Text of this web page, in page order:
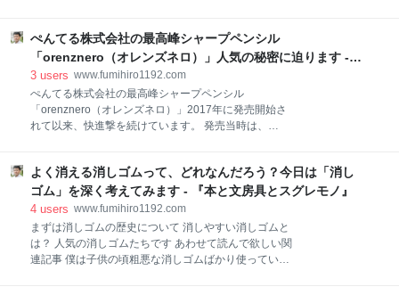
はすごかったです。 浅間温泉の宿泊者がお土産を買い
に立ち寄ったり、地元の人々が松本市街から少し足を
伸ばし紙雑貨を楽しみながら喫茶で一息ついたりと、
いつ訪れても癒
ト」です。これは本当に便利な文房具です。 行きつけ
の文房具屋さんの店員さんのエプロンのポケットにも
入っていました。そんなプロの方でも愛用してしまう
くらいの道具なのです。是非、使ってみて下さい。 サ
ブブログに書いた渾身の記事 news.yahoo.co.jp 欲しい
方は、こちらから ニチバン マスキングテープ プッシ
エ MT15PS ブルー ニチバン(Nichiban) Amazon 実
は、両面テープ版も出ています。そちら
ぺんてる株式会社の最高峰シャープペンシル
「orenznero（オレンズネロ）」人気の秘密に迫ります -
『本と文房具とスグレモノ』
3 users www.fumihiro1192.com
ぺんてる株式会社の最高峰シャープペンシル
「orenznero（オレンズネロ）」2017年に発売開始さ
れて以来、快進撃を続けています。 発売当時は、
たからです。 しかしながら、2023年の現在となって
は、このくらいの価格設定は普通になってしまいまし
たね。時代の流れの速さを感じます。 売れに売れたシ
ャープペンです 発売と同時に超品薄状態に追い込まれ
たこの筆記具。僕が普通にお店で買えるようになるま
で、1年以上かかったはずです。 何とか手に入れた
よく消える消しゴムって、どれなんだろう？今日は「消し
ゴム」を深く考えてみます - 『本と文房具とスグレモノ』
4 users www.fumihiro1192.com
まずは消しゴムの歴史について 消しやすい消しゴムと
は？ 人気の消しゴムたちです あわせて読んで欲しい関
連記事 僕は子供の頃粗悪な消しゴムばかり使っていま